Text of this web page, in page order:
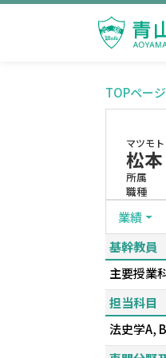
TOPページ
マツモ
松
所属
職種
業績
基幹教員
主要授業
担当科目
法史学A,